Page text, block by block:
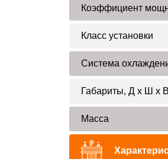
Коэффициент
Класс установки
Система
Габариты, Д x Ш x В
Масса